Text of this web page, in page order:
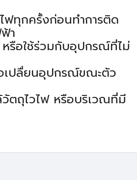
ทุกครั้งก่อนทำการติด
า
รือใช้ร่วมกับอุปกรณ์ที่ไม่
เปลื่ยนอุปกรณ์ขณะตัว
ตถุไวไฟ หรือบริเวณที่มี